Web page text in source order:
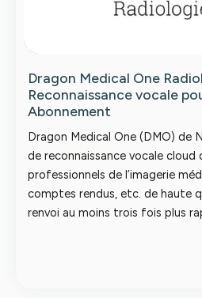
Dragon Medical One
Reconnaissance vocale
Abonnement
Dragon Medical One (DMO) de
de reconnaissance vocale cloud
professionnels de l’imagerie
comptes rendus, etc. de haute
renvoi au moins trois fois plus